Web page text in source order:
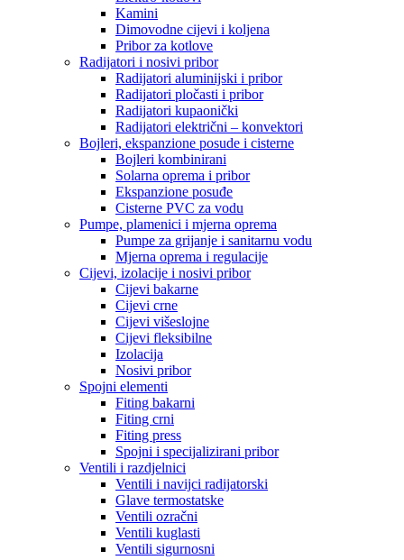
Kamini
Dimovodne cijevi i koljena
Pribor za kotlove
Radijatori i nosivi pribor
Radijatori aluminijski i pribor
Radijatori pločasti i pribor
Radijatori kupaonički
Radijatori električni – konvektori
Bojleri, ekspanzione posude i cisterne
Bojleri kombinirani
Solarna oprema i pribor
Ekspanzione posuđe
Cisterne PVC za vodu
Pumpe, plamenici i mjerna oprema
Pumpe za grijanje i sanitarnu vodu
Mjerna oprema i regulacije
Cijevi, izolacije i nosivi pribor
Cijevi bakarne
Cijevi crne
Cijevi višeslojne
Cijevi fleksibilne
Izolacija
Nosivi pribor
Spojni elementi
Fiting bakarni
Fiting crni
Fiting press
Spojni i specijalizirani pribor
Ventili i razdjelnici
Ventili i navijci radijatorski
Glave termostatske
Ventili ozračni
Ventili kuglasti
Ventili sigurnosni